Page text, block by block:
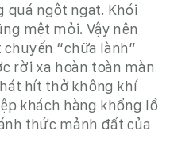
quá ngột ngạt. Khói
mệt mỏi. Vậy nên
“chữa lành”
rời xa hoàn toàn màn
hít thở không khí
khách hàng khổng lồ
thức mảnh đất của